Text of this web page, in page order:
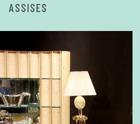
ASSISES